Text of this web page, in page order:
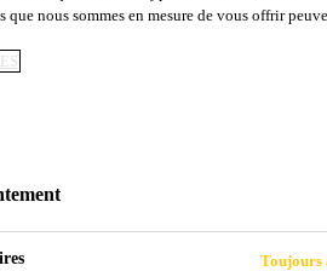
contrôlable, protégée par deux
2000 E et les
nous sommes en mesure de vous offrir
Toujours